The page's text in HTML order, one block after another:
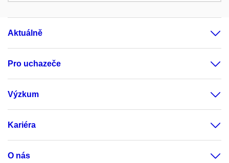
Aktuálně
Pro uchazeče
Výzkum
Kariéra
O nás